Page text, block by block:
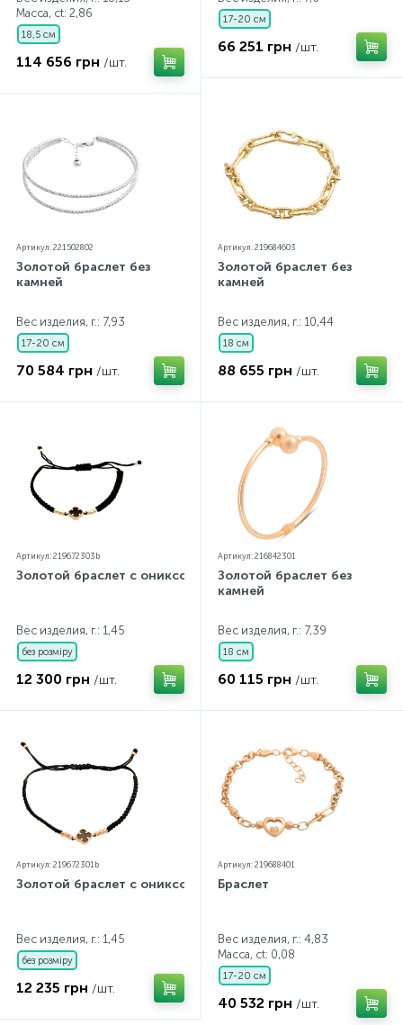
Масса, ct: 2,86
18,5 см
114 656 грн /шт.
17-20 см
66 251 грн /шт.
Артикул: 221502802
Золотой браслет без
камней
Вес изделия, г.: 7,93
17-20 см
70 584 грн /шт.
Артикул: 219684603
Золотой браслет без
камней
Вес изделия, г.: 10,44
18 см
88 655 грн /шт.
Артикул: 219672303b
Золотой браслет с ониксом
Вес изделия, г.: 1,45
без розміру
12 300 грн /шт.
Артикул: 216842301
Золотой браслет без
камней
Вес изделия, г.: 7,39
18 см
60 115 грн /шт.
Артикул: 219672301b
Золотой браслет с ониксом
Вес изделия, г.: 1,45
без розміру
12 235 грн /шт.
Артикул: 219688401
Браслет
Вес изделия, г.: 4,83
Масса, ct: 0,08
17-20 см
40 532 грн /шт.